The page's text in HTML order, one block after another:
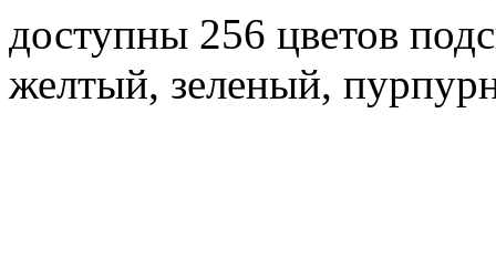
доступны 256 цветов
желтый, зеленый,